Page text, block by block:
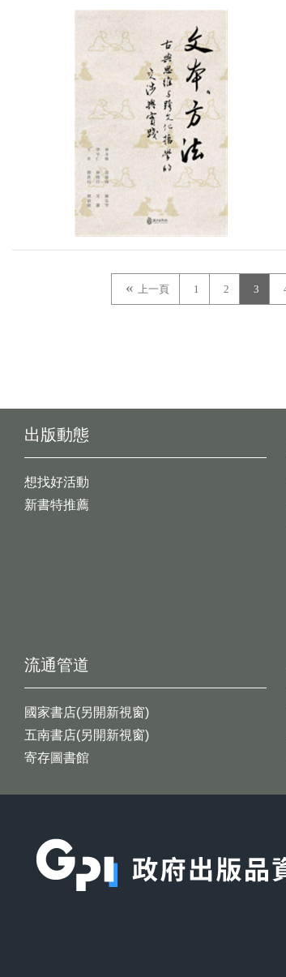
上一頁 1 2 3
出版動態
想找好活動
新書特推薦
流通管道
國家書店(另開新視窗)
五南書店(另開新視窗)
寄存圖書館